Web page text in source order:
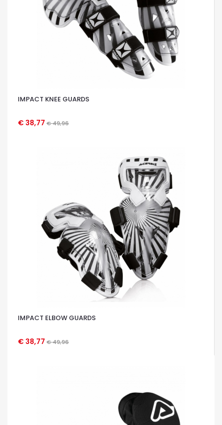
IMPACT KNEE GUARDS
€ 38,77 € 49,96
OCCHIATA VELOCE
IMPACT ELBOW GUARDS
€ 38,77 € 49,96
OCCHIATA VELOCE